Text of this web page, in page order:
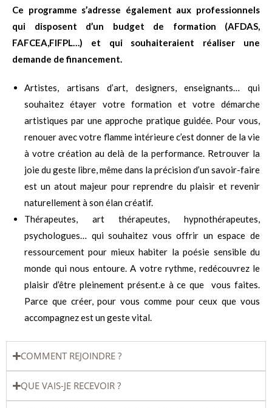
Ce programme s’adresse également aux professionnels
qui disposent d’un budget de formation (AFDAS,
FAFCEA,FIFPL…) et qui souhaiteraient réaliser une
demande de financement.
Artistes, artisans d’art, designers, enseignants… qui
souhaitez étayer votre formation et votre démarche
artistiques par une approche pratique guidée. Pour vous,
renouer avec votre flamme intérieure c’est donner de la vie
à votre création au delà de la performance. Retrouver la
joie du geste libre, même dans la précision d’un savoir-faire
est un atout majeur pour reprendre du plaisir et revenir
naturellement à son élan créatif.
Thérapeutes, art thérapeutes, hypnothérapeutes,
psychologues… qui souhaitez vous offrir un espace de
ressourcement pour mieux habiter la poésie sensible du
monde qui nous entoure. A votre rythme, redécouvrez le
plaisir d’être pleinement présent.e à ce que vous faites.
Parce que créer, pour vous comme pour ceux que vous
accompagnez est un geste vital.
COMMENT REJOINDRE ?
QUE VAIS-JE RECEVOIR ?